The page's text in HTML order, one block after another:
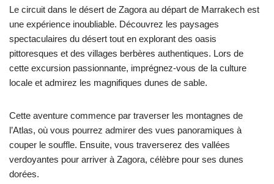
Le circuit dans le désert de Zagora au départ de Marrakech est
une expérience inoubliable. Découvrez les paysages
spectaculaires du désert tout en explorant des oasis
pittoresques et des villages berbères authentiques. Lors de
cette excursion passionnante, imprégnez-vous de la culture
locale et admirez les magnifiques dunes de sable.
Cette aventure commence par traverser les montagnes de
l’Atlas, où vous pourrez admirer des vues panoramiques à
couper le souffle. Ensuite, vous traverserez des vallées
verdoyantes pour arriver à Zagora, célèbre pour ses dunes
dorées.